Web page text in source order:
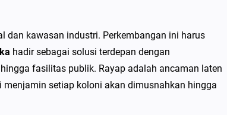
dan kawasan industri. Perkembangan ini harus
hadir sebagai solusi terdepan dengan
fasilitas publik. Rayap adalah ancaman laten
setiap koloni akan dimusnahkan hingga